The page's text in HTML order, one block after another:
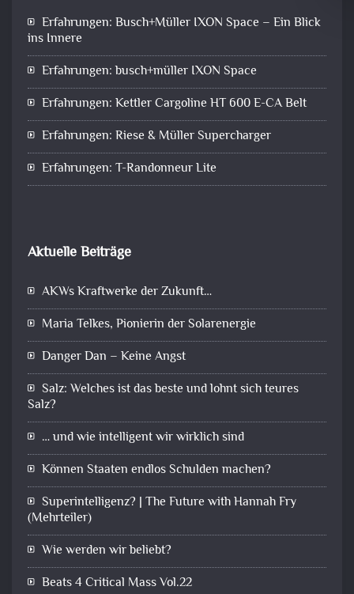
Erfahrungen: Busch+Müller IXON Space – Ein Blick
ins Innere
Erfahrungen: busch+müller IXON Space
Erfahrungen: Kettler Cargoline HT 600 E-CA Belt
Erfahrungen: Riese & Müller Supercharger
Erfahrungen: T-Randonneur Lite
Aktuelle Beiträge
AKWs Kraftwerke der Zukunft…
Maria Telkes, Pionierin der Solarenergie
Danger Dan – Keine Angst
Salz: Welches ist das beste und lohnt sich teures
Salz?
… und wie intelligent wir wirklich sind
Können Staaten endlos Schulden machen?
Superintelligenz? | The Future with Hannah Fry
(Mehrteiler)
Wie werden wir beliebt?
Beats 4 Critical Mass Vol.22